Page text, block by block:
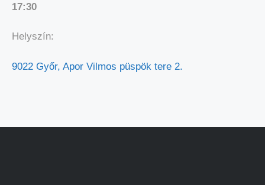
17:30
Helyszín:
9022 Győr, Apor Vilmos püspök tere 2.